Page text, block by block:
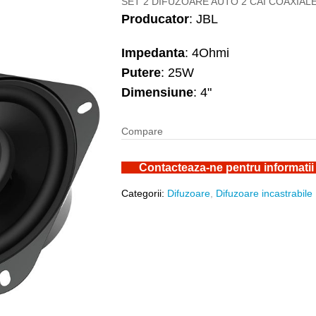
Producator: JBL
Impedanta: 4Ohmi
Putere: 25W
Dimensiune: 4"
Compare
Contacteaza-ne pentru informatii
Categorii: Difuzoare Difuzoare incastrabile